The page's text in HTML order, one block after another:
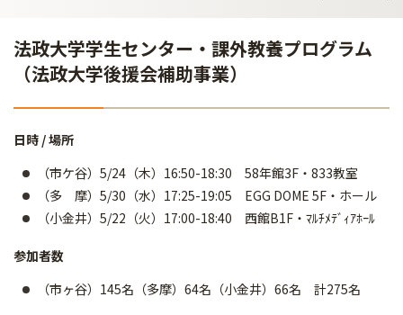
法政大学学生センター・課外教養プログラム
（法政大学後援会補助事業）
日時 / 場所
（市ケ谷）5/24（木）16:50-18:30 58年館3F・833教室
（多 摩）5/30（水）17:25-19:05 EGG DOME 5F・ホール
（小金井）5/22（火）17:00-18:40 西館B1F・ﾏﾙﾁﾒﾃﾞｨｱﾎｰﾙ
参加者数
（市ヶ谷）145名（多摩）64名（小金井）66名 計275名